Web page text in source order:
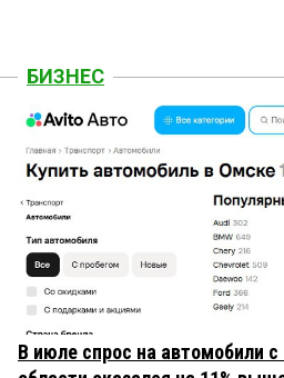
БИЗНЕС
В июле спрос на автомобили